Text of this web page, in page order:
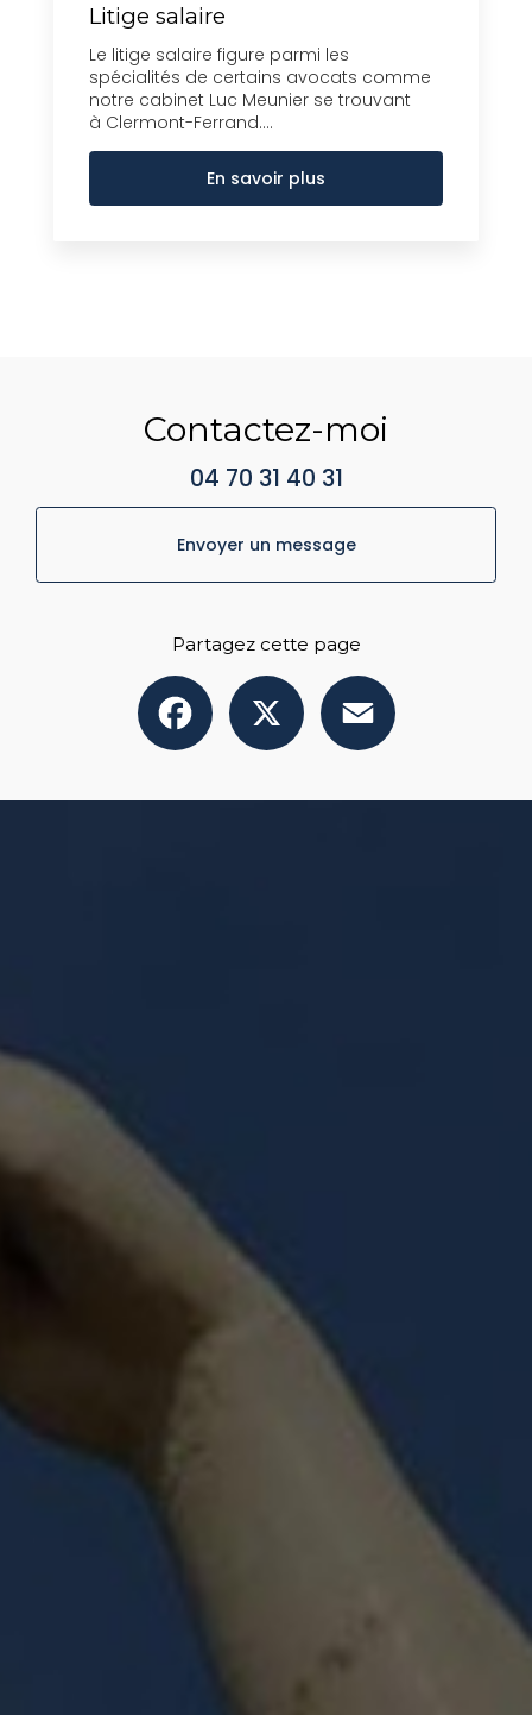
Litige salaire
Le litige salaire figure parmi les
spécialités de certains avocats comme
notre cabinet Luc Meunier se trouvant
à Clermont-Ferrand....
En savoir plus
Contactez-moi
04 70 31 40 31
Envoyer un message
Partagez cette page
Facebook